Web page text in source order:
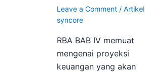
Leave a Comment / Artikel
syncore
RBA BAB IV memuat
mengenai proyeksi
keuangan yang akan